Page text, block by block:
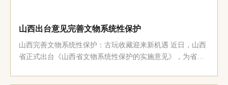
山西出台意见完善文物系统性保护
山西完善文物系统性保护：古玩收藏迎来新机遇 近日，山西
省正式出台《山西省文物系统性保护的实施意见》，为省内